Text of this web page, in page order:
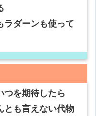
ラダーンも使って
つを期待したら
とも言えない代物